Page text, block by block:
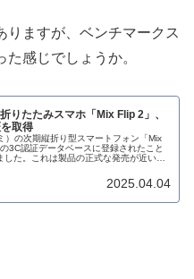
りますが、ベンチマークス
感じでしょうか。
りたたみスマホ「Mix Flip 2」、
取得
）の次期縦折り型スマートフォン「Mix
3C認証データベースに登録されたこと
した。これは製品の正式な発売が近いこ
2025.04.04